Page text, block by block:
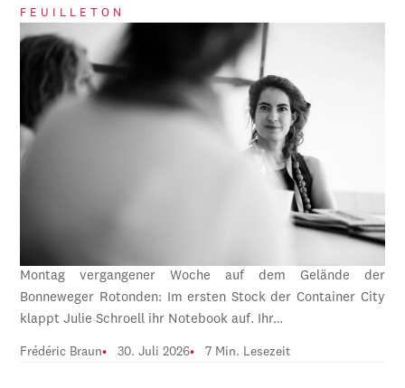
FEUILLETON
Montag vergangener Woche auf dem Gelände der
Bonneweger Rotonden: Im ersten Stock der Container City
klappt Julie Schroell ihr Notebook auf. Ihr…
Frédéric Braun 30. Juli 2026 7 Min. Lesezeit